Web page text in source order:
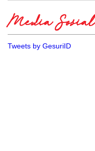
Media Sosial
Tweets by GesuriID